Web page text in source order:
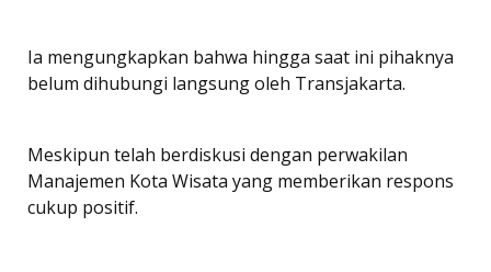
Ia mengungkapkan bahwa hingga saat ini pihaknya
belum dihubungi langsung oleh Transjakarta.
Meskipun telah berdiskusi dengan perwakilan
Manajemen Kota Wisata yang memberikan respons
cukup positif.